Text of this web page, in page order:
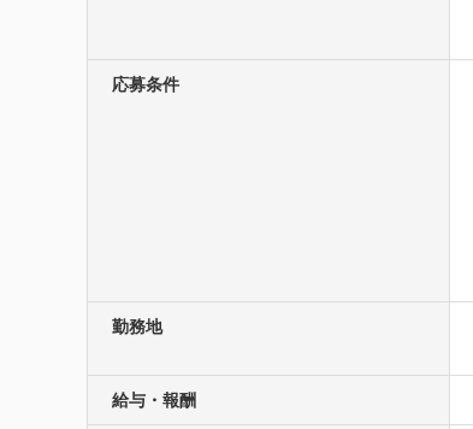
応募条件
勤務地
給与・報酬